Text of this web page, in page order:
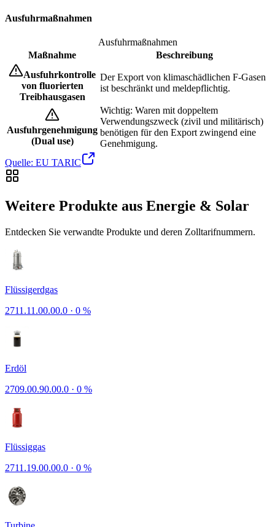
Ausfuhrmaßnahmen
Ausfuhrmaßnahmen
Maßnahme
Beschreibung
Ausfuhrkontrolle
von fluorierten
Treibhausgasen
Der Export von klimaschädlichen F-Gasen
ist beschränkt und meldepflichtig.
Ausfuhrgenehmigung
(Dual use)
Wichtig: Waren mit doppeltem
Verwendungszweck (zivil und militärisch)
benötigen für den Export zwingend eine
Genehmigung.
Quelle: EU TARIC
Weitere Produkte aus Energie & Solar
Entdecken Sie verwandte Produkte und deren Zolltarifnummern.
Flüssigerdgas
2711.11.00.00.0 · 0 %
Erdöl
2709.00.90.00.0 · 0 %
Flüssiggas
2711.19.00.00.0 · 0 %